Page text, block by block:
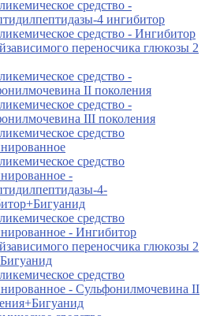
средство -
4 ингибитор
средство - Ингибитор
переносчика глюкозы 2
средство -
II поколения
средство -
III поколения
средство
средство
-
4-
средство
- Ингибитор
переносчика глюкозы 2
средство
- Сульфонилмочевина II